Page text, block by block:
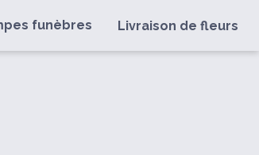
funèbres Livraison de fleurs